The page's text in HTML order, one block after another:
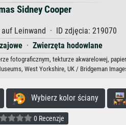
Sidney Cooper
Leinwand · ID zdjęcia: 219070
· Zwierzęta hodowlane
fotograficznym, tekturze akwarelowej,
West Yorkshire, UK / Bridgeman
Wybierz kolor ściany
0 Recenzje